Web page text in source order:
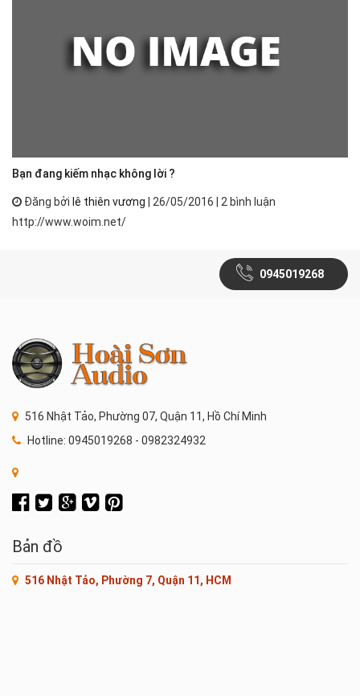
Bạn đang kiếm nhạc không lời ?
Đăng bởi lê thiên vương | 26/05/2016 | 2 bình luận
http://www.woim.net/
0945019268
516 Nhật Tảo, Phường 07, Quận 11, Hồ Chí Minh
Hotline: 0945019268 - 0982324932
Bản đồ
516 Nhật Tảo, Phường 7, Quận 11, HCM